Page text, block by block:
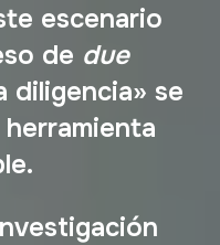
escenario
de due
diligencia» se